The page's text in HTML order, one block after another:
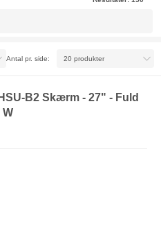
Antal pr. side:
B2 Skærm - 27" - Fuld
W